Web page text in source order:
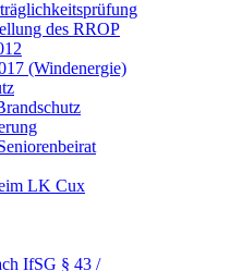
des RROP
(Windenergie)
LK Cux
IfSG § 43 /